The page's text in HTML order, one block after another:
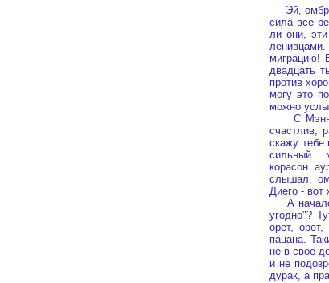
Эй, омбре!
сила все
ли они,
миграцию!
двадцать
против
могу это
можно
С Мэнни
счастлив,
скажу
сильный...
корасон
слышал,
Диего - вот
А
угодно"?
орет,
пацана.
не в свое
и не
дурак, а